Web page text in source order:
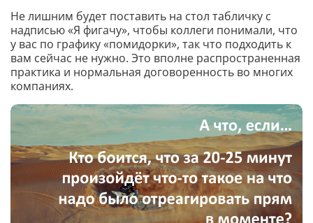
Не лишним будет поставить на стол табличку с
надписью «Я фигачу», чтобы коллеги понимали, что
у вас по графику «помидорки», так что подходить к
вам сейчас не нужно. Это вполне распространенная
практика и нормальная договоренность во многих
компаниях.